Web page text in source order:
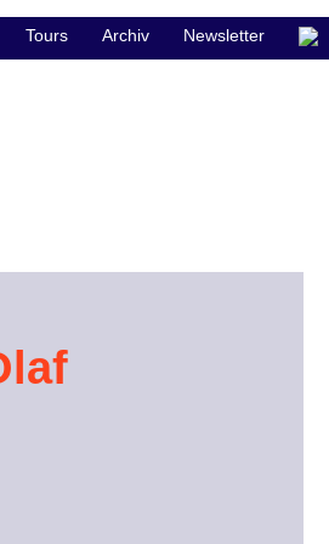
Tours Archiv Newsletter